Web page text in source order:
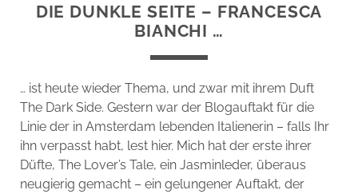
LINK-SAMMLUNG
ARTIKEL-ARCHIV
ONLINE-SHOP
DAS ALZD-TEAM
DIE DUNKLE SEITE – FRANCESCA
BIANCHI …
… ist heute wieder Thema, und zwar mit ihrem Duft
The Dark Side. Gestern war der Blogauftakt für die
Linie der in Amsterdam lebenden Italienerin – falls Ihr
ihn verpasst habt, lest hier. Mich hat der erste ihrer
Düfte, The Lover’s Tale, ein Jasminleder, überaus
neugierig gemacht – ein gelungener Auftakt, der